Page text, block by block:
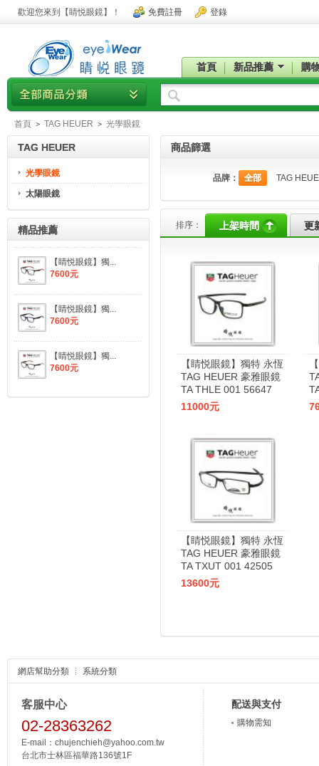
歡迎您來到【睛悦眼鏡】！ 免費註冊 登錄
首頁 新品推薦 購
首頁 > TAG HEUER > 光學眼鏡
商品篩選
品牌： 全部 TAG
排序： 上架時間 更
【睛悦眼鏡】獨特 永恆
TAG HEUER 豪雅眼鏡
TA THLE 001 56647
11000元
【睛悦眼鏡】獨特 永恆
TAG HEUER 豪雅眼鏡
TA TXUT 001 42505
13600元
TAG HEUER
光學眼鏡
太陽眼鏡
精品推薦
【睛悦眼鏡】獨...
7600元
【睛悦眼鏡】獨...
7600元
【睛悦眼鏡】獨...
7600元
網店幫助分類 系統分類
客服中心
02-28363262
E-mail：chujenchieh@yahoo.com.tw
台北市士林區福華路136號1F
配送與支付
購物需知